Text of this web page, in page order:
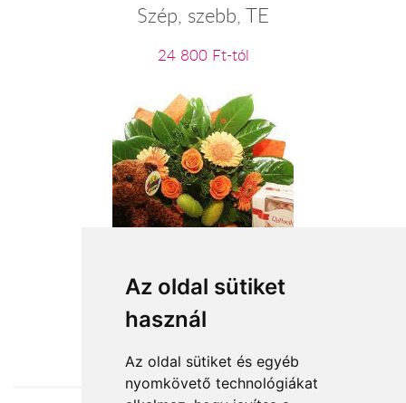
Az oldal sütiket
használ
Az oldal sütiket és egyéb
nyomkövető technológiákat
Szép, szebb, TE
24 800 Ft-tól
vegyes csokor plüssel, csokival
31 000 Ft-tól